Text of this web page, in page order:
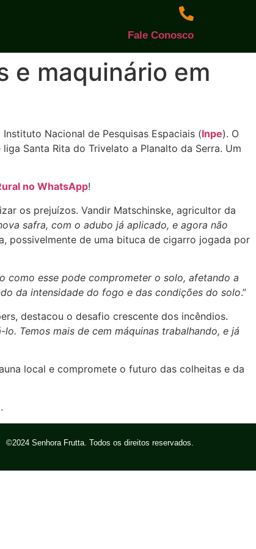
Fale Conosco
e maquinário em
Nacional de Pesquisas Espaciais (Inpe). O
Santa Rita do Trivelato a Planalto da Serra. Um
no WhatsApp!
os prejuízos. Vandir Matschinske, agricultor da
safra, com o adubo já aplicado, e agora não
possivelmente de uma bituca de cigarro jogada por
como esse pode comprometer o solo, afetando a
da intensidade do fogo e das condições do solo.”
destacou o desafio crescente dos incêndios.
Temos mais de cem máquinas trabalhando, e já
local e compromete o futuro das colheitas e da
.
©2024 Senhora Frutta. Todos os direitos reservados.